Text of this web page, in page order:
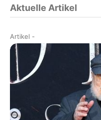
Aktuelle Artikel
Artikel -